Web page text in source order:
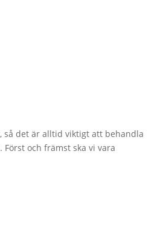
så det är alltid viktigt att behandla
och främst ska vi vara